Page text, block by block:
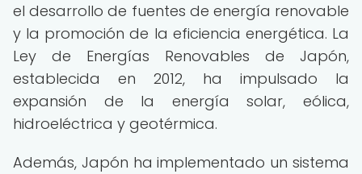
el desarrollo de fuentes de energía renovable
y la promoción de la eficiencia energética. La
Ley de Energías Renovables de Japón,
establecida en 2012, ha impulsado la
expansión de la energía solar, eólica,
hidroeléctrica y geotérmica.
Además, Japón ha implementado un sistema